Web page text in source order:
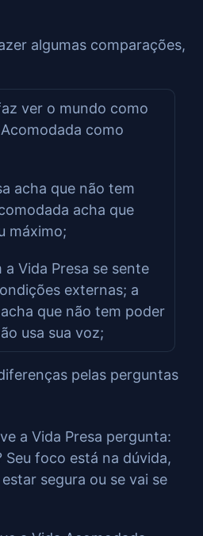
algumas comparações,
ver o mundo como
como
acha que não tem
acha que
máximo;
a Vida Presa se sente
externas; a
que não tem poder
usa sua voz;
pelas perguntas
a Vida Presa pergunta:
Seu foco está na dúvida,
segura ou se vai se